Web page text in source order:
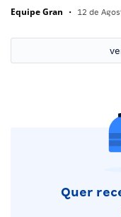
Equipe Gran • 12 de
Quer